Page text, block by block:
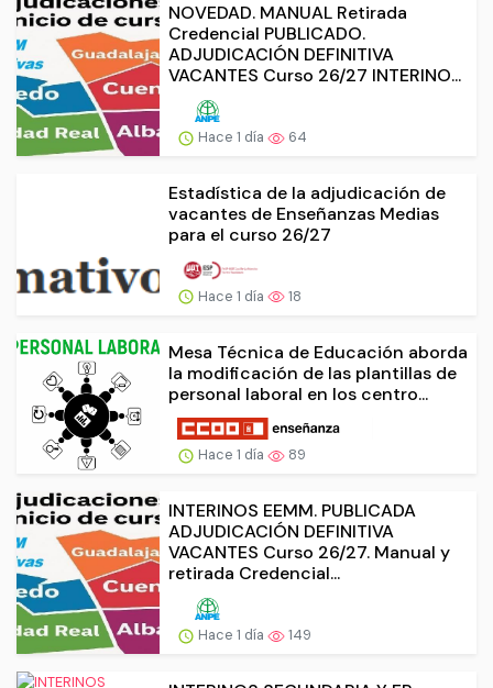
NOVEDAD. MANUAL Retirada
Credencial PUBLICADO.
ADJUDICACIÓN DEFINITIVA
VACANTES Curso 26/27 INTERINO...
Hace 1 día 64
Estadística de la adjudicación de
vacantes de Enseñanzas Medias
para el curso 26/27
Hace 1 día 18
Mesa Técnica de Educación aborda
la modificación de las plantillas de
personal laboral en los centro...
Hace 1 día 89
INTERINOS EEMM. PUBLICADA
ADJUDICACIÓN DEFINITIVA
VACANTES Curso 26/27. Manual y
retirada Credencial...
Hace 1 día 149